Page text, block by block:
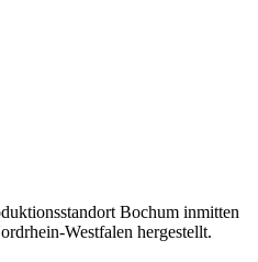
Bochum inmitten
Westfalen hergestellt.